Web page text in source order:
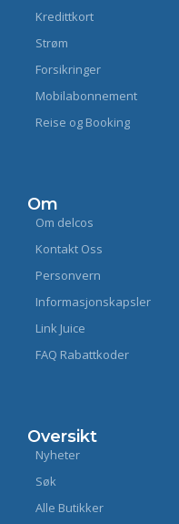
Kredittkort
Strøm
Forsikringer
Mobilabonnement
Reise og Booking
Om
Om delcos
Kontakt Oss
Personvern
Informasjonskapsler
Link Juice
FAQ Rabattkoder
Oversikt
Nyheter
Søk
Alle Butikker